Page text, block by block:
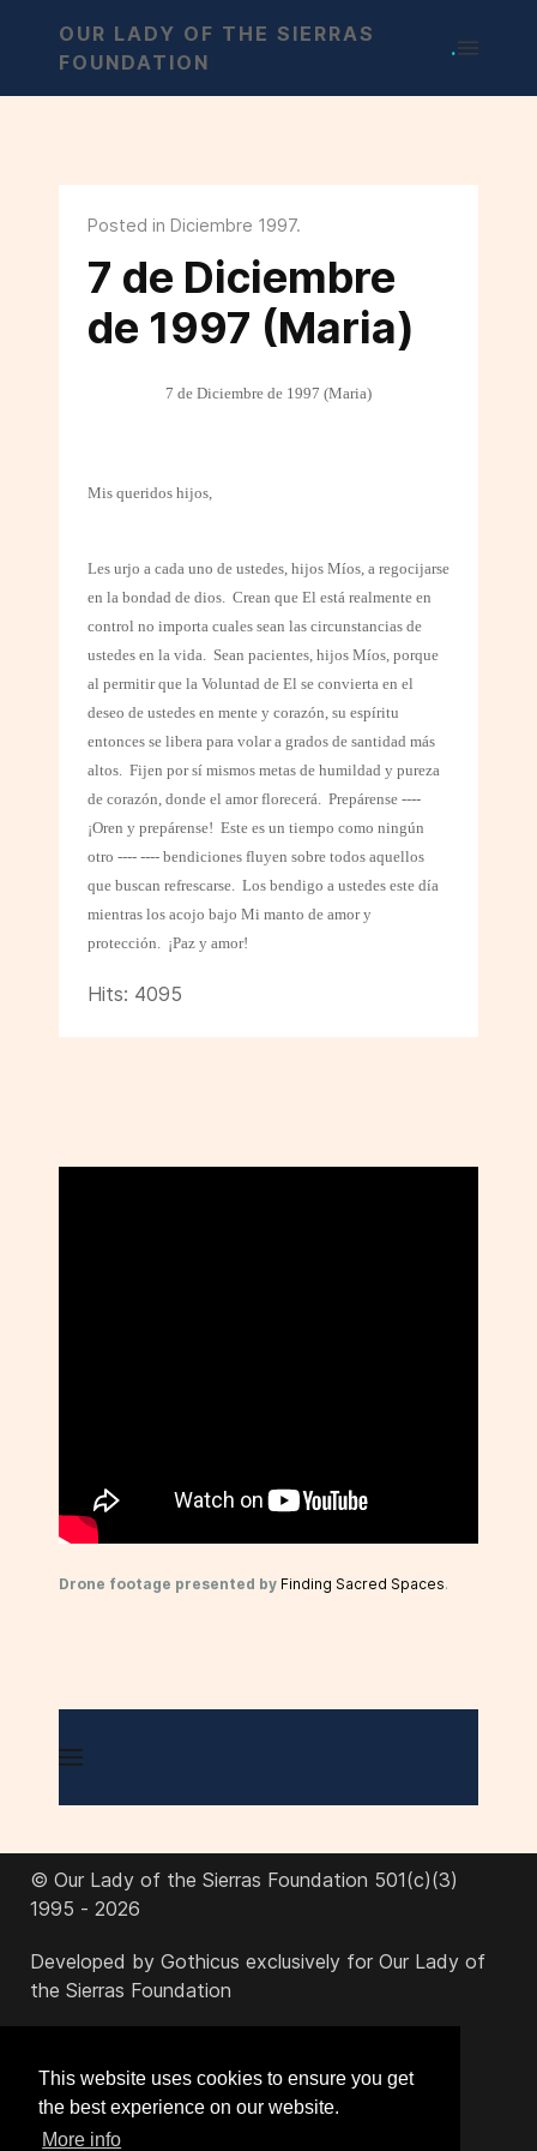
This website uses cookies to ensure you get
the best experience on our website.
More info
OUR LADY OF THE SIERRAS
FOUNDATION
.
Posted in Diciembre 1997.
7 de Diciembre
de 1997 (Maria)
7 de Diciembre de 1997 (Maria)
Mis queridos hijos,
Les urjo a cada uno de ustedes, hijos Míos, a regocijarse
en la bondad de dios. Crean que El está realmente en
control no importa cuales sean las circunstancias de
ustedes en la vida. Sean pacientes, hijos Míos, porque
al permitir que la Voluntad de El se convierta en el
deseo de ustedes en mente y corazón, su espíritu
entonces se libera para volar a grados de santidad más
altos. Fijen por sí mismos metas de humildad y pureza
de corazón, donde el amor florecerá. Prepárense ----
¡Oren y prepárense! Este es un tiempo como ningún
otro ---- ---- bendiciones fluyen sobre todos aquellos
que buscan refrescarse. Los bendigo a ustedes este día
mientras los acojo bajo Mi manto de amor y
protección. ¡Paz y amor!
Hits: 4095
Drone footage presented by Finding Sacred Spaces.
© Our Lady of the Sierras Foundation 501(c)(3)
1995 - 2026
Developed by Gothicus exclusively for Our Lady of
the Sierras Foundation
office@ourladyofthesierras.org
520-378-2950